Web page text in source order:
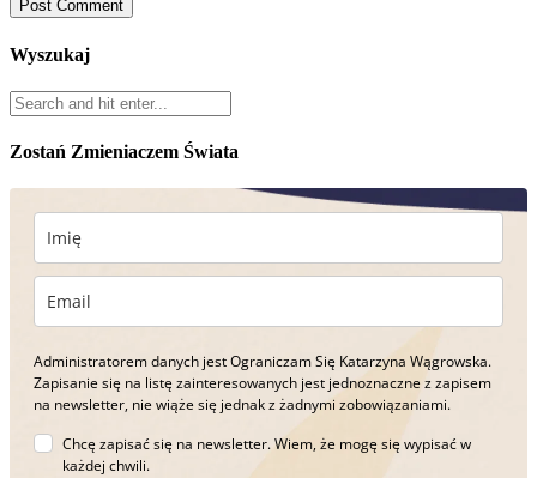
Wyszukaj
Zostań Zmieniaczem Świata
Administratorem danych jest Ograniczam Się Katarzyna Wągrowska.
Zapisanie się na listę zainteresowanych jest jednoznaczne z zapisem
na newsletter, nie wiąże się jednak z żadnymi zobowiązaniami.
Chcę zapisać się na newsletter. Wiem, że mogę się wypisać w
każdej chwili.